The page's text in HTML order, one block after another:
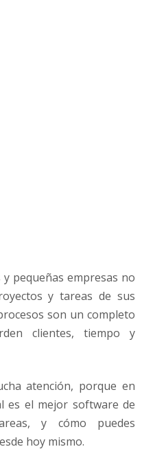
pequeñas empresas no
y tareas de sus
son un completo
clientes, tiempo y
atención, porque en
es el mejor software de
y cómo puedes
hoy mismo.